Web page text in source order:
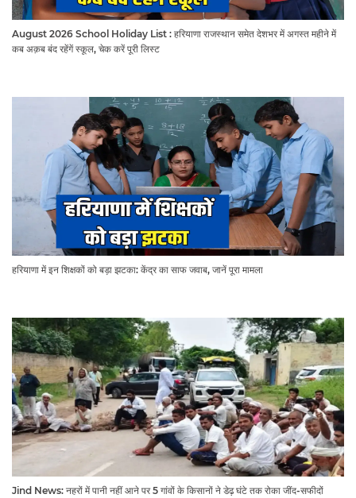
August 2026 School Holiday List : हरियाणा राजस्थान समेत देशभर में अगस्त महीने में
कब अक़ब बंद रहेंगें स्कूल, चेक करें पूरी लिस्ट
हरियाणा में इन शिक्षकों को बड़ा झटका: केंद्र का साफ जवाब, जानें पूरा मामला
Jind News: नहरों में पानी नहीं आने पर 5 गांवों के किसानों ने डेढ़ घंटे तक रोका जींद-सफीदों